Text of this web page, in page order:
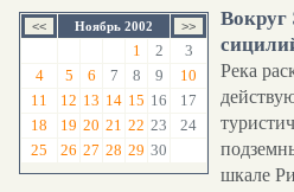
Ноябрь 2002
1 2
3
4
5 6 7 8 9
10
11
12 13 14 15 16
17
18
19 20 21 22 23
24
25
26 27 28 29 30
Вокруг
Река
шкале